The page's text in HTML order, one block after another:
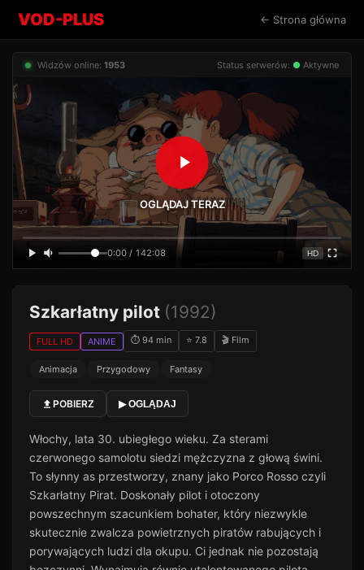
VOD-PLUS ← Strona główna
Widzów online: 1953 Status serwerów: ● Aktywne
OGLĄDAJ TERAZ
0:00 / 142:08 HD
Szkarłatny pilot (1992)
FULL HD ANIME ⏱ 94 min ⭐ 7.8 🎬 Film
Animacja Przygodowy Fantasy
POBIERZ ▶ OGLĄDAJ
Włochy, lata 30. ubiegłego wieku. Za sterami
czerwonego samolotu siedzi mężczyzna z głową świni.
To słynny as przestworzy, znany jako Porco Rosso czyli
Szkarłatny Pirat. Doskonały pilot i otoczony
powszechnym szacunkiem bohater, który niezwykle
skutecznie zwalcza powietrznych piratów rabujących i
porywających ludzi dla okupu. Ci jednak nie pozostają